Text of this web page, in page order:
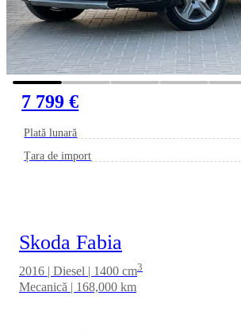
7 799 €
Plată lunară
Țara de import
Skoda Fabia
2016 | Diesel | 1400 cm3
Mecanică | 168,000 km